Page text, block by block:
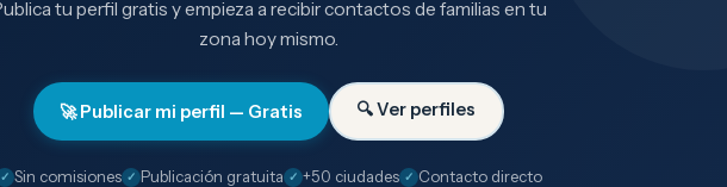
tu perfil gratis y empieza a recibir contactos de familias en tu
zona hoy mismo.
🚀 Publicar mi perfil — Gratis 🔍 Ver perfiles
Sin comisiones Publicación gratuita +50 ciudades Contacto directo